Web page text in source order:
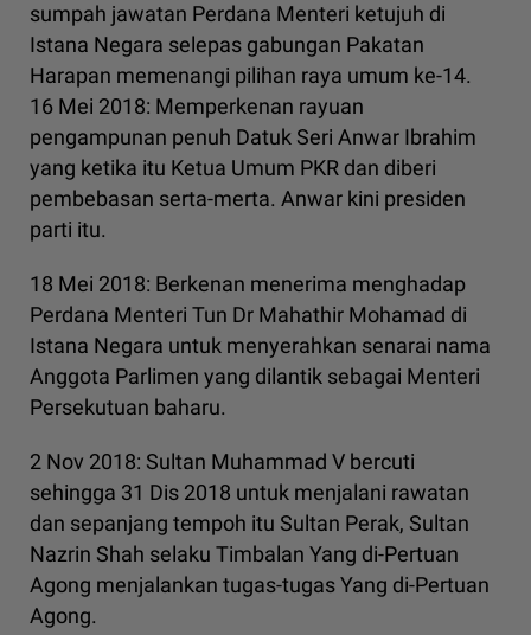
sumpah jawatan Perdana Menteri ketujuh di
Istana Negara selepas gabungan Pakatan
Harapan memenangi pilihan raya umum ke-14.
16 Mei 2018: Memperkenan rayuan
pengampunan penuh Datuk Seri Anwar Ibrahim
yang ketika itu Ketua Umum PKR dan diberi
pembebasan serta-merta. Anwar kini presiden
parti itu.
18 Mei 2018: Berkenan menerima menghadap
Perdana Menteri Tun Dr Mahathir Mohamad di
Istana Negara untuk menyerahkan senarai nama
Anggota Parlimen yang dilantik sebagai Menteri
Persekutuan baharu.
2 Nov 2018: Sultan Muhammad V bercuti
sehingga 31 Dis 2018 untuk menjalani rawatan
dan sepanjang tempoh itu Sultan Perak, Sultan
Nazrin Shah selaku Timbalan Yang di-Pertuan
Agong menjalankan tugas-tugas Yang di-Pertuan
Agong.